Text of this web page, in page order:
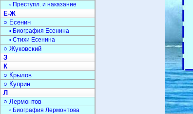
▫ Преступл. и наказание
Е-Ж
○ Есенин
▫ Биография Есенина
▫ Стихи Есенина
○ Жуковский
З
К
○ Крылов
○ Куприн
Л
○ Лермонтов
▫ Биография Лермонтова